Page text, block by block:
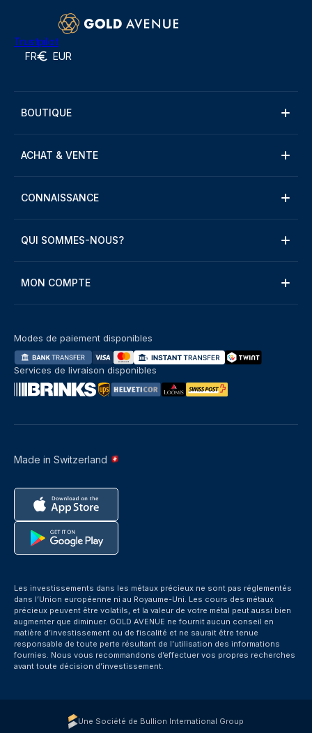
Trustpilot
FR EUR
BOUTIQUE
ACHAT & VENTE
CONNAISSANCE
QUI SOMMES-NOUS?
MON COMPTE
Made in Switzerland
Modes de paiement disponibles
Services de livraison disponibles
Les investissements dans les métaux précieux ne sont pas réglementés
dans l’Union européenne ni au Royaume-Uni. Les cours des métaux
précieux peuvent être volatils, et la valeur de votre métal peut aussi bien
augmenter que diminuer. GOLD AVENUE ne fournit aucun conseil en
matière d’investissement ou de fiscalité et ne saurait être tenue
responsable de toute perte résultant de l’utilisation des informations
fournies. Nous vous recommandons d’effectuer vos propres recherches
avant toute décision d’investissement.
Une Société de Bullion International Group